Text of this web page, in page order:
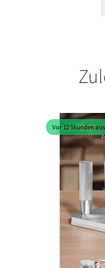
Vor 12 Stunden